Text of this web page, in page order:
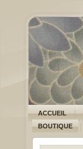
ACCUEIL
BOUTIQUE